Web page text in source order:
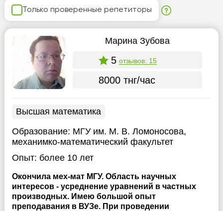
Только проверенные репетиторы
Марина Зубова
5 отзывов: 15
8000 тнг/час
Высшая математика
Образование: МГУ им. М. В. Ломоносова,
механимко-математический факультет
Опыт: более 10 лет
Окончила мех-мат МГУ. Область научных
интересов - усреднение уравнений в частных
производных. Имею большой опыт
преподавания в ВУЗе. При проведении